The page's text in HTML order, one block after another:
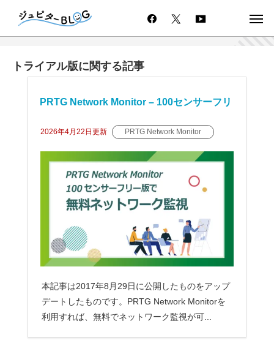
トライアル版に関する記事
PRTG Network Monitor – 100センサーフリ
ー版で無料ネットワーク監視
2026年4月22日 更新 PRTG Network Monitor
本記事は2017年8月29日に公開したものをアップ
デートしたものです。PRTG Network Monitorを
利用すれば、無料でネットワーク監視が可...